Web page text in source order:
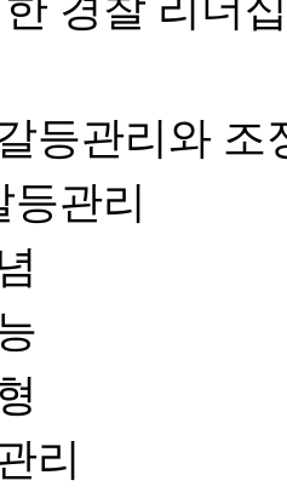
경찰 리더십
등관리와 조
관리
리